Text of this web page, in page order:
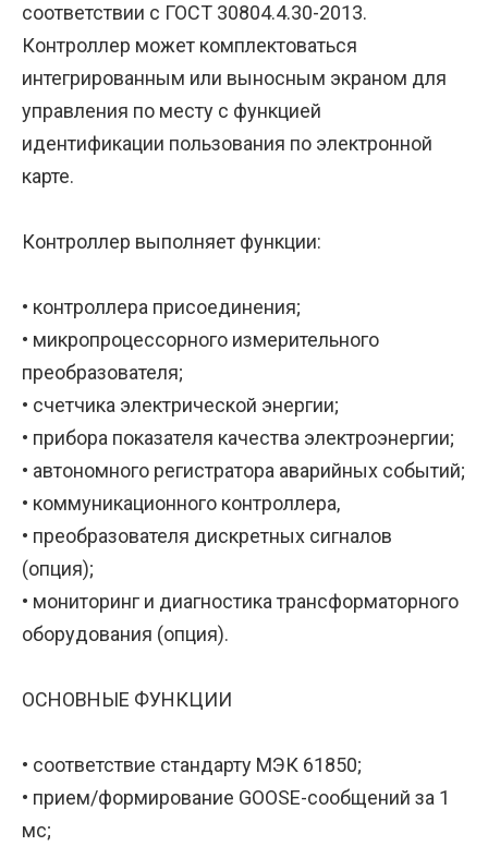
соответствии с ГОСТ 30804.4.30-2013.
Контроллер может комплектоваться
интегрированным или выносным экраном для
управления по месту с функцией
идентификации пользования по электронной
карте.
Контроллер выполняет функции:
• контроллера присоединения;
• микропроцессорного измерительного
преобразователя;
• счетчика электрической энергии;
• прибора показателя качества электроэнергии;
• автономного регистратора аварийных событий;
• коммуникационного контроллера,
• преобразователя дискретных сигналов
(опция);
• мониторинг и диагностика трансформаторного
оборудования (опция).
ОСНОВНЫЕ ФУНКЦИИ
• соответствие стандарту МЭК 61850;
• прием/формирование GOOSE-сообщений за 1
мс;